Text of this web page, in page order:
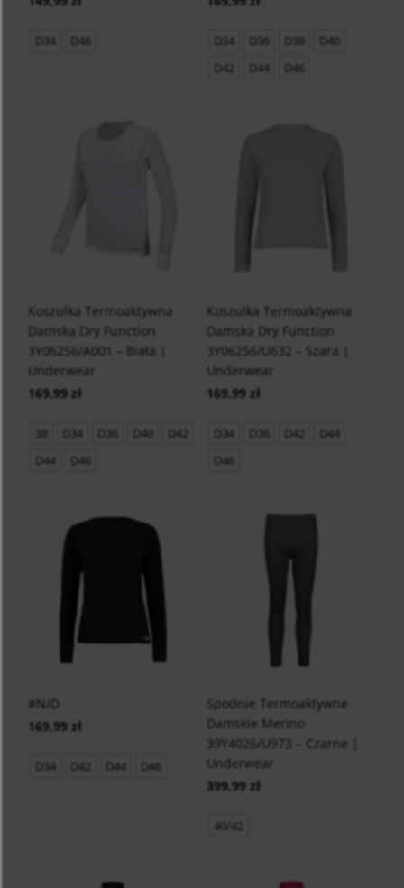
D34 D46 D34 D36 D38
D40
D42
D44 D46
Koszulka Termoaktywna
Damska Dry Function
3Y06256/A001 – Biała |
Underwear
169,99 zł
38 D34 D36 D40
D42
D44
D46
Koszulka Termoaktywna
Damska Dry Function
3Y06256/U632 – Szara |
Underwear
169,99 zł
D34 D36 D42
D44
D46
#N/D
169,99 zł
D34 D42 D44 D46
Spodnie Termoaktywne
Damskie Merino
39Y4026/U973 – Czarne |
Underwear
399,99 zł
40/42